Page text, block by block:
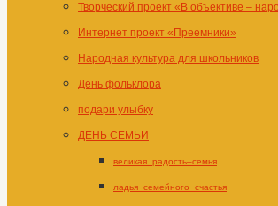
Творческий проект «В объективе –
Интернет проект «Преемники»
Народная культура для школьников
День фольклора
подари улыбку
ДЕНЬ СЕМЬИ
великая_радость–семья
ладья_семейного_счастья